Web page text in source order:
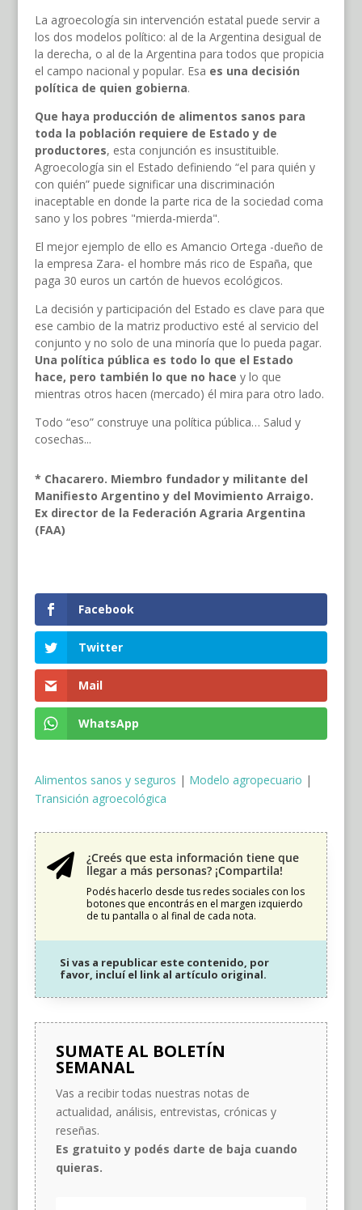
La agroecología sin intervención estatal puede servir a
los dos modelos político: al de la Argentina desigual de
la derecha, o al de la Argentina para todos que propicia
el campo nacional y popular. Esa es una decisión
política de quien gobierna.
Que haya producción de alimentos sanos para
toda la población requiere de Estado y de
productores, esta conjunción es insustituible.
Agroecología sin el Estado definiendo “el para quién y
con quién” puede significar una discriminación
inaceptable en donde la parte rica de la sociedad coma
sano y los pobres "mierda-mierda".
El mejor ejemplo de ello es Amancio Ortega -dueño de
la empresa Zara- el hombre más rico de España, que
paga 30 euros un cartón de huevos ecológicos.
La decisión y participación del Estado es clave para que
ese cambio de la matriz productivo esté al servicio del
conjunto y no solo de una minoría que lo pueda pagar.
Una política pública es todo lo que el Estado
hace, pero también lo que no hace y lo que
mientras otros hacen (mercado) él mira para otro lado.
Todo “eso” construye una política pública… Salud y
cosechas...
* Chacarero. Miembro fundador y militante del
Manifiesto Argentino y del Movimiento Arraigo.
Ex director de la Federación Agraria Argentina
(FAA)
Facebook
Twitter
Mail
WhatsApp
Alimentos sanos y seguros | Modelo agropecuario |
Transición agroecológica

¿Creés que esta información tiene que
llegar a más personas? ¡Compartila!
Podés hacerlo desde tus redes sociales con los
botones que encontrás en el margen izquierdo
de tu pantalla o al final de cada nota.
Si vas a republicar este contenido, por
favor, incluí el link al artículo original.
SUMATE AL BOLETÍN
SEMANAL
Vas a recibir todas nuestras notas de
actualidad, análisis, entrevistas, crónicas y
reseñas.
Es gratuito y podés darte de baja cuando
quieras.